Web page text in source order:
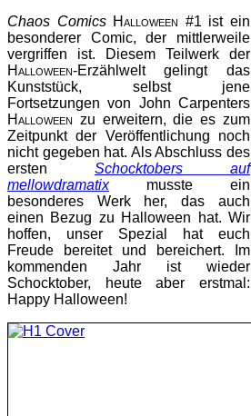
Chaos Comics Halloween #1ist ein
besonderer Comic, der mittlerweile
vergriffen ist. Diesem Teilwerk der
Halloween-Erzählwelt gelingt das
Kunststück, selbst jene
Fortsetzungen von John Carpenters
Halloween zu erweitern, die es zum
Zeitpunkt der Veröffentlichung noch
nicht gegeben hat. Als Abschluss des
ersten Schocktobers auf
mellowdramatixmusste ein
besonderes Werk her, das auch
einen Bezug zu Halloween hat. Wir
hoffen, unser Spezial hat euch
Freude bereitet und bereichert. Im
kommenden Jahr ist wieder
Schocktober, heute aber erstmal:
Happy Halloween!